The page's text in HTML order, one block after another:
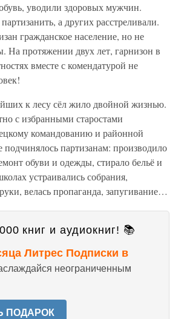
уводили здоровых мужчин.
а других расстреливали.
гражданское население, но не
На протяжении двух лет, гарнизон в
вместе с комендатурой не
к лесу сёл жило двойной жизнью.
с избранными старостами
командованию и районной
партизанам: производило
обуви и одежды, стирало бельё и
устраивались собрания,
велась пропаганда, запугивание…
книг и аудиокниг! 📚
Литрес Подписки в
неограниченным
ПОДАРОК